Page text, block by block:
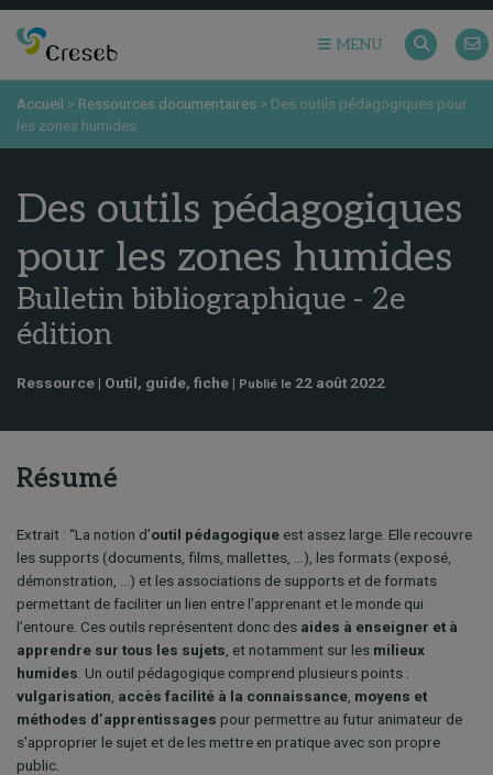
MENU
Accueil > Ressources documentaires > Des outils pédagogiques pour
les zones humides
Des outils pédagogiques
pour les zones humides
Bulletin bibliographique - 2e
édition
Ressource | Outil, guide, fiche | Publié le 22 août 2022
Résumé
Extrait : “La notion d’outil pédagogique est assez large. Elle recouvre
les supports (documents, films, mallettes, …), les formats (exposé,
démonstration, …) et les associations de supports et de formats
permettant de faciliter un lien entre l’apprenant et le monde qui
l’entoure. Ces outils représentent donc des aides à enseigner et à
apprendre sur tous les sujets , et notamment sur les milieux
humides . Un outil pédagogique comprend plusieurs points :
vulgarisation accès facilité à la connaissance moyens et
méthodes d’apprentissages pour permettre au futur animateur de
s’approprier le sujet et de les mettre en pratique avec son propre
public.